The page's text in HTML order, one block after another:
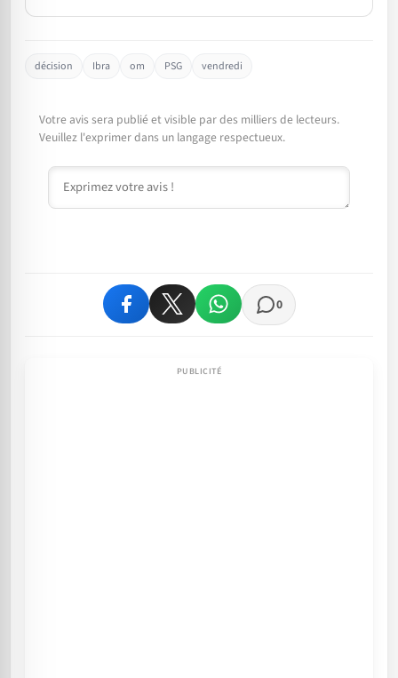
décision Ibra om PSG vendredi
Votre avis sera publié et visible par des milliers de lecteurs.
Veuillez l'exprimer dans un langage respectueux.
Commentaire
0